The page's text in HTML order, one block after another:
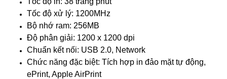
Tốc độ xử lý: 1200MHz
Bộ nhớ ram: 256MB
Độ phân giải: 1200 x 1200 dpi
Chuẩn kết nối: USB 2.0, Network
Chức năng đặc biệt: Tích hợp in đảo mặt tự động,
ePrint, Apple AirPrint